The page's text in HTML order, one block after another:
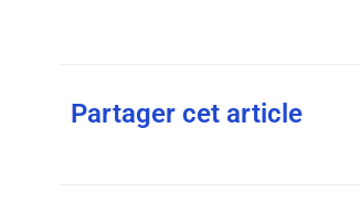
Partager cet article